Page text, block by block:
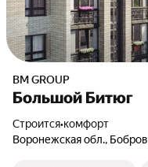
BM GROUP
Большой Битюг
Строится•комфорт
Воронежская обл.,